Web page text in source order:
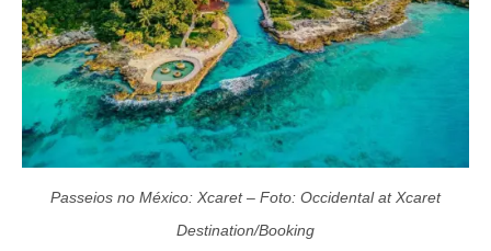
Passeios no México: Xcaret – Foto: Occidental at Xcaret
Destination/Booking